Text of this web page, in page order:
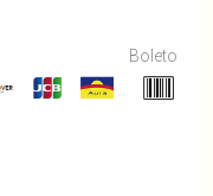
Boleto